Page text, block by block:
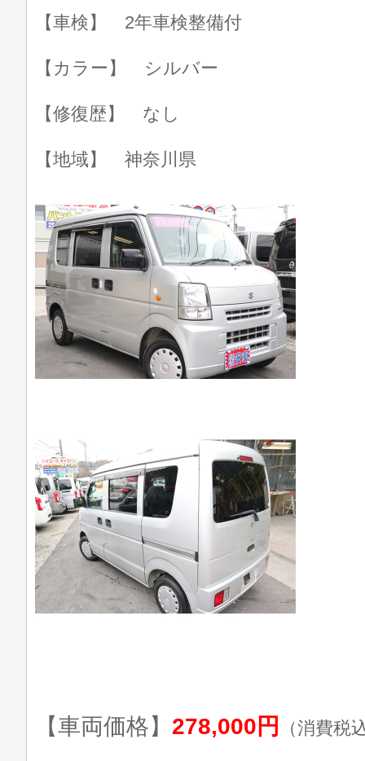
【車検】 2年車検整備付
【カラー】 シルバー
【修復歴】 なし
【地域】 神奈川県
【車両価格】 278,000円 （消費税